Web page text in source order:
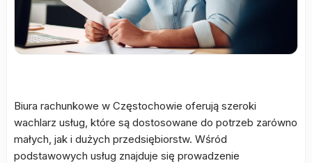
Biura rachunkowe w Częstochowie oferują szeroki
wachlarz usług, które są dostosowane do potrzeb zarówno
małych, jak i dużych przedsiębiorstw. Wśród
podstawowych usług znajduje się prowadzenie